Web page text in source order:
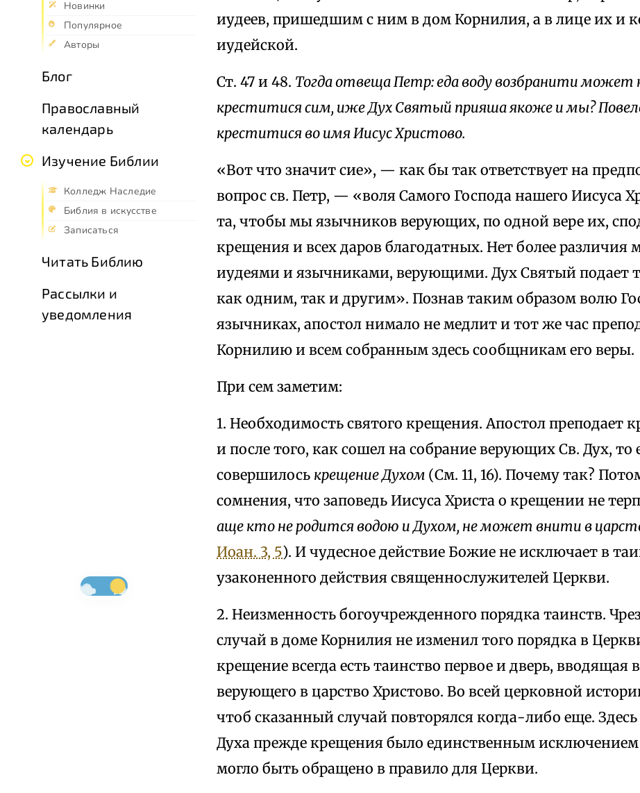
Новинки
Популярное
Авторы
Блог
Православный
календарь
Изучение Библии
Колледж Наследие
Библия в искусстве
Записаться
Читать Библию
Рассылки и
уведомления
иудеев, пришедшим с ним в дом Корнилия, а в лице их и
иудейской.
Ст. 47 и 48. Тогда отвеща Петр: еда воду возбранити может
креститися сим, иже Дух Святый прияша якоже и мы?
креститися во имя Иисус Христово.
«Вот что значит сие», — как бы так ответствует на
вопрос св. Петр, — «воля Самого Господа нашего Иисуса
та, чтобы мы язычников верующих, по одной вере их,
крещения и всех даров благодатных. Нет более различия
иудеями и язычниками, верующими. Дух Святый подает
как одним, так и другим». Познав таким образом волю
язычниках, апостол нимало не медлит и тот же час
Корнилию и всем собранным здесь сообщникам его веры.
При сем заметим:
1. Необходимость святого крещения. Апостол преподает
и после того, как сошел на собрание верующих Св. Дух, то
совершилось крещение Духом (См. 11, 16). Почему так?
сомнения, что заповедь Иисуса Христа о крещении не
аще кто не родится водою и Духом, не может внити в
Иоан. 3, 5). И чудесное действие Божие не исключает в
узаконенного действия священнослужителей Церкви.
2. Неизменность богоучрежденного порядка таинств.
случай в доме Корнилия не изменил того порядка в
крещение всегда есть таинство первое и дверь, вводящая
верующего в царство Христово. Во всей церковной
чтоб сказанный случай повторялся когда-либо еще.
Духа прежде крещения было единственным исключением
могло быть обращено в правило для Церкви.